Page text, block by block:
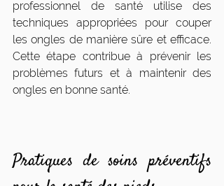
professionnel de santé utilise des
techniques appropriées pour couper
les ongles de manière sûre et efficace.
Cette étape contribue à prévenir les
problèmes futurs et à maintenir des
ongles en bonne santé.
Pratiques de soins préventifs